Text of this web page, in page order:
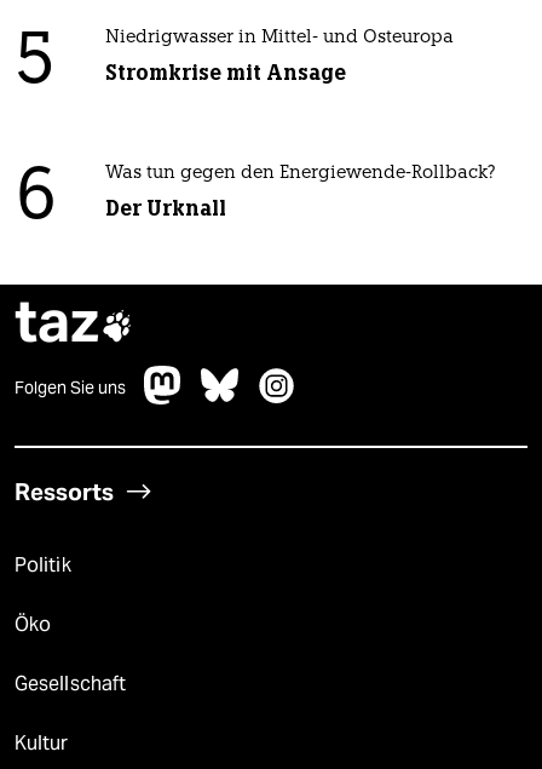
5 Niedrigwasser in Mittel- und Osteuropa
Stromkrise mit Ansage
6 Was tun gegen den Energiewende-Rollback?
Der Urknall
taz
Folgen Sie uns
Ressorts
Politik
Öko
Gesellschaft
Kultur